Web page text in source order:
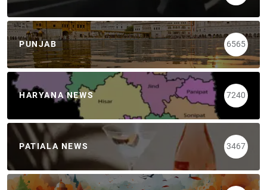
PUNJAB 6565
HARYANA NEWS 7240
PATIALA NEWS 3467